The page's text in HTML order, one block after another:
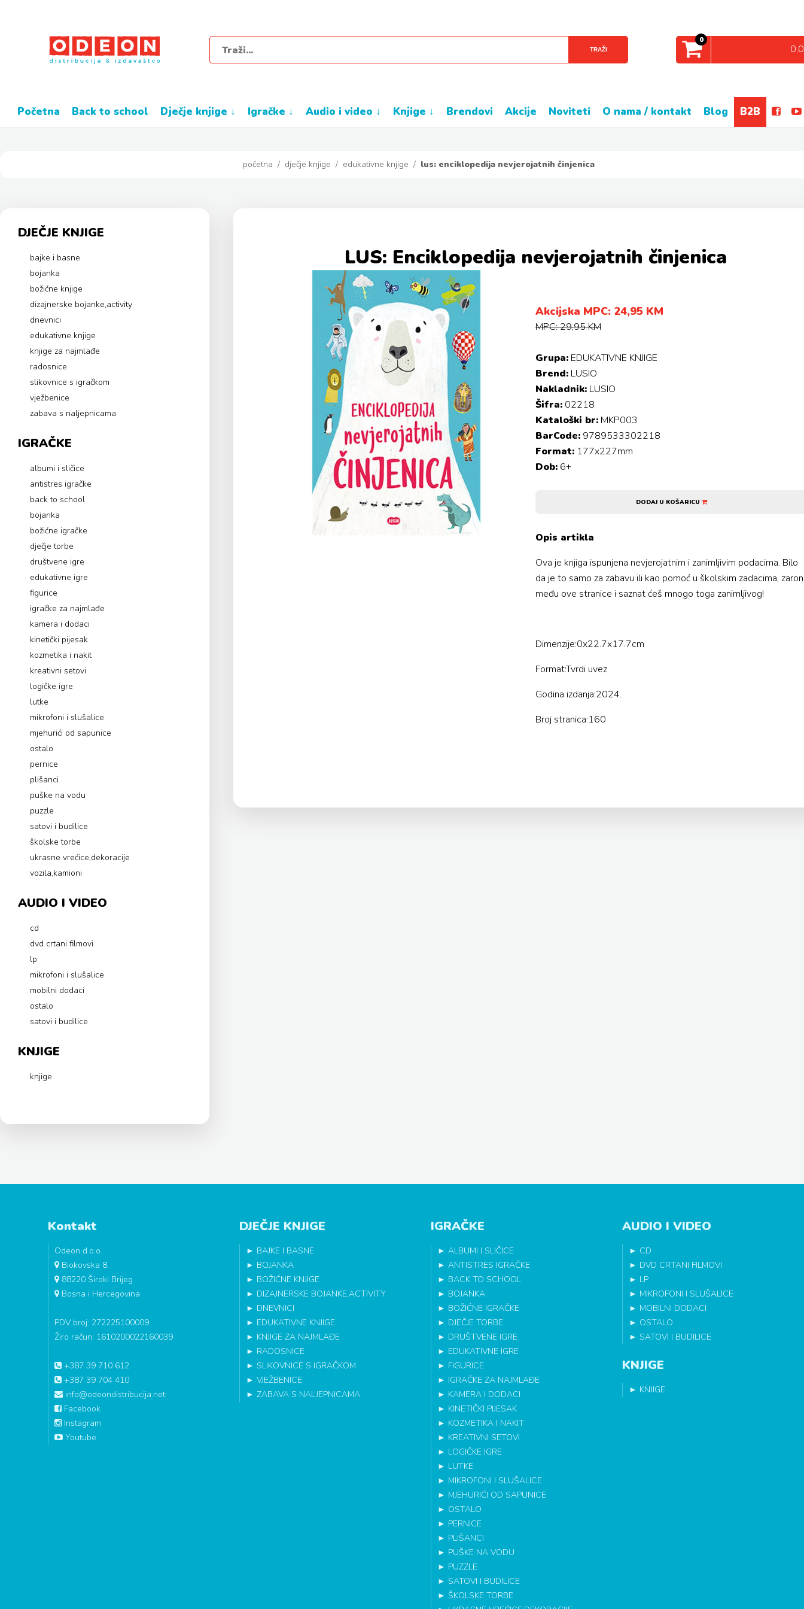
TRAŽI
0
početna back to school dječje knjige ↓ igračke ↓ audio i video ↓ knjige ↓ brendovi akcije noviteti o nama / kontakt blog B2B
početna / dječje knjige / edukativne knjige / lus: enciklopedija nevjerojatnih činjenica
DJEČJE KNJIGE
bajke i basne
bojanka
božićne knjige
dizajnerske bojanke,activity
dnevnici
edukativne knjige
knjige za najmlađe
radosnice
slikovnice s igračkom
vježbenice
zabava s naljepnicama
IGRAČKE
albumi i sličice
antistres igračke
back to school
bojanka
božićne igračke
dječje torbe
društvene igre
edukativne igre
figurice
igračke za najmlađe
kamera i dodaci
kinetički pijesak
kozmetika i nakit
kreativni setovi
logičke igre
lutke
mikrofoni i slušalice
mjehurići od sapunice
ostalo
pernice
plišanci
puške na vodu
puzzle
satovi i budilice
školske torbe
ukrasne vrećice,dekoracije
vozila,kamioni
AUDIO I VIDEO
cd
dvd crtani filmovi
lp
mikrofoni i slušalice
mobilni dodaci
ostalo
satovi i budilice
KNJIGE
knjige
LUS: Enciklopedija nevjerojatnih činjenica
Akcijska MPC: 24,95 KM
MPC: 29,95 KM
Grupa: EDUKATIVNE KNJIGE
Brend: LUSIO
Nakladnik: LUSIO
Šifra: 02218
Kataloški br: MKP003
BarCode: 9789533302218
Format: 177x227mm
Dob: 6+
DODAJ U KOŠARICU
Opis artikla
Ova je knjiga ispunjena nevjerojatnim i zanimljivim podacima. Bilo
da je to samo za zabavu ili kao pomoć u školskim zadacima,
među ove stranice i saznat ćeš mnogo toga zanimljivog!
Dimenzije:0x22.7x17.7cm
Format:Tvrdi uvez
Godina izdanja:2024.
Broj stranica:160
Kontakt
Odeon d.o.o.
Biokovska 8.
88220 Široki Brijeg
Bosna i Hercegovina
PDV broj: 272225100009
Žiro račun: 1610200022160039
+387 39 710 612
+387 39 704 410
info@odeondistribucija.net
Facebook
Instagram
Youtube
DJEČJE KNJIGE
► BAJKE I BASNE
► BOJANKA
► BOŽIĆNE KNJIGE
► DIZAJNERSKE BOJANKE,ACTIVITY
► DNEVNICI
► EDUKATIVNE KNJIGE
► KNJIGE ZA NAJMLAĐE
► RADOSNICE
► SLIKOVNICE S IGRAČKOM
► VJEŽBENICE
► ZABAVA S NALJEPNICAMA
IGRAČKE
► ALBUMI I SLIČICE
► ANTISTRES IGRAČKE
► BACK TO SCHOOL
► BOJANKA
► BOŽIĆNE IGRAČKE
► DJEČJE TORBE
► DRUŠTVENE IGRE
► EDUKATIVNE IGRE
► FIGURICE
► IGRAČKE ZA NAJMLAĐE
► KAMERA I DODACI
► KINETIČKI PIJESAK
► KOZMETIKA I NAKIT
► KREATIVNI SETOVI
► LOGIČKE IGRE
► LUTKE
► MIKROFONI I SLUŠALICE
► MJEHURIĆI OD SAPUNICE
► OSTALO
► PERNICE
► PLIŠANCI
► PUŠKE NA VODU
► PUZZLE
► SATOVI I BUDILICE
► ŠKOLSKE TORBE
AUDIO I VIDEO
► CD
► DVD CRTANI FILMOVI
► LP
► MIKROFONI I SLUŠALICE
► MOBILNI DODACI
► OSTALO
► SATOVI I BUDILICE
KNJIGE
► KNJIGE